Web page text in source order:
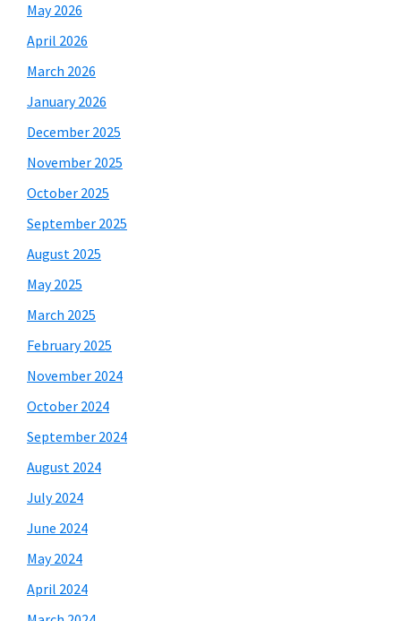
May 2026
April 2026
March 2026
January 2026
December 2025
November 2025
October 2025
September 2025
August 2025
May 2025
March 2025
February 2025
November 2024
October 2024
September 2024
August 2024
July 2024
June 2024
May 2024
April 2024